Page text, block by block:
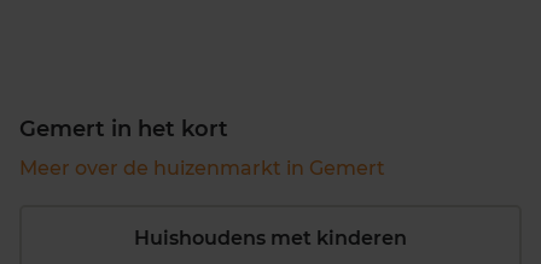
Gemert in het kort
Meer over de huizenmarkt in Gemert
Huishoudens met kinderen